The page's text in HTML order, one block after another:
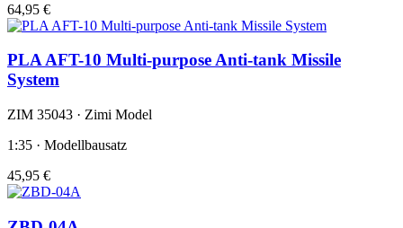
64,95 €
PLA AFT-10 Multi-purpose Anti-tank Missile
System
ZIM 35043 · Zimi Model
1:35 · Modellbausatz
45,95 €